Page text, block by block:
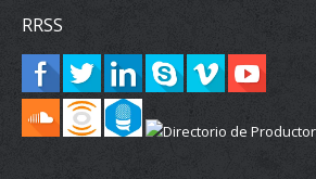
RRSS